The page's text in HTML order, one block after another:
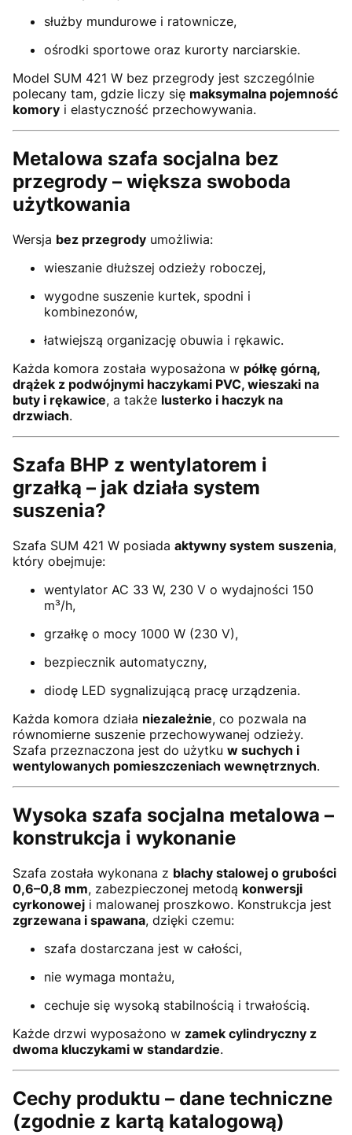
służby mundurowe i ratownicze,
ośrodki sportowe oraz kurorty narciarskie.
Model SUM 421 W bez przegrody jest szczególnie
polecany tam, gdzie liczy się maksymalna pojemność
komory i elastyczność przechowywania.
Metalowa szafa socjalna bez
przegrody – większa swoboda
użytkowania
Wersja bez przegrody umożliwia:
wieszanie dłuższej odzieży roboczej,
wygodne suszenie kurtek, spodni i
kombinezonów,
łatwiejszą organizację obuwia i rękawic.
Każda komora została wyposażona w półkę górną,
drążek z podwójnymi haczykami PVC, wieszaki na
buty i rękawice, a także lusterko i haczyk na
drzwiach.
Szafa BHP z wentylatorem i
grzałką – jak działa system
suszenia?
Szafa SUM 421 W posiada aktywny system suszenia,
który obejmuje:
wentylator AC 33 W, 230 V o wydajności 150
m³/h,
grzałkę o mocy 1000 W (230 V),
bezpiecznik automatyczny,
diodę LED sygnalizującą pracę urządzenia.
Każda komora działa niezależnie, co pozwala na
równomierne suszenie przechowywanej odzieży.
Szafa przeznaczona jest do użytku w suchych i
wentylowanych pomieszczeniach wewnętrznych.
Wysoka szafa socjalna metalowa –
konstrukcja i wykonanie
Szafa została wykonana z blachy stalowej o grubości
0,6–0,8 mm, zabezpieczonej metodą konwersji
cyrkonowej i malowanej proszkowo. Konstrukcja jest
zgrzewana i spawana, dzięki czemu:
szafa dostarczana jest w całości,
nie wymaga montażu,
cechuje się wysoką stabilnością i trwałością.
Każde drzwi wyposażono w zamek cylindryczny z
dwoma kluczykami w standardzie.
Cechy produktu – dane techniczne
(zgodnie z kartą katalogową)